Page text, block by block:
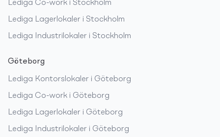
Lediga Co-work i Stockholm
Lediga Lagerlokaler i Stockholm
Lediga Industrilokaler i Stockholm
Göteborg
Lediga Kontorslokaler i Göteborg
Lediga Co-work i Göteborg
Lediga Lagerlokaler i Göteborg
Lediga Industrilokaler i Göteborg